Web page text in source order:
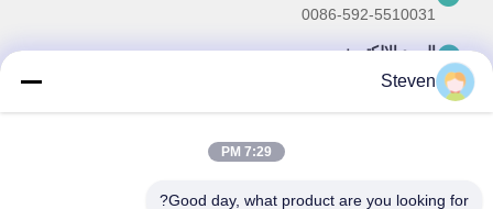
0086-592-5510031
البريد الإلكتروني
steven@winley-electric.com
Steven
7:29 PM
Good day, what product are you looking for?